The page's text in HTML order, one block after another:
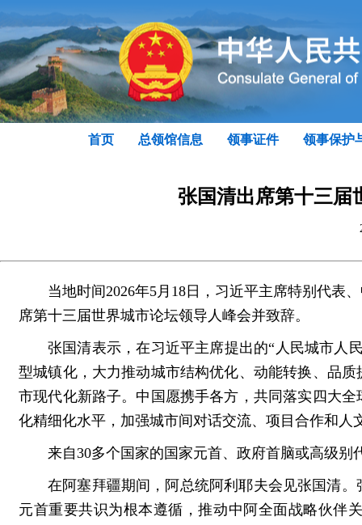
首页 总领馆信息 领事证件 领事保护
张国清出席第十三届
当地时间2026年5月18日，习近平主席特别代表
席第十三届世界城市论坛领导人峰会并致辞。
张国清表示，在习近平主席提出的“人民城市人
型城镇化，大力推动城市结构优化、动能转换、品
市现代化新路子。中国愿携手各方，共同落实四大
化精细化水平，加强城市间对话交流、项目合作和人
来自30多个国家的国家元首、政府首脑或高级
在阿塞拜疆期间，阿总统阿利耶夫会见张国清
元首重要共识为根本遵循，推动中阿全面战略伙伴